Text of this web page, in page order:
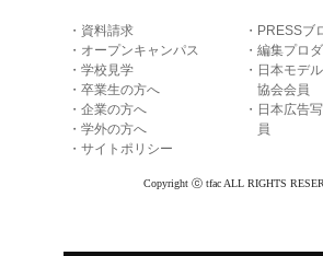
資料請求
オープンキャンパス
学校見学
卒業生の方へ
企業の方へ
学外の方へ
サイトポリシー
PRESSブ
編集プロ
日本モデ
協会会員
日本広告
員
Copyright ⓒ tfac ALL RIGHTS